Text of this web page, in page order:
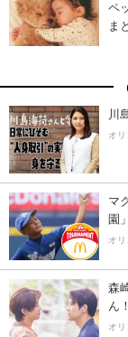
ペ
ま
川
オ
マ
園」
オ
森
ん！
オ